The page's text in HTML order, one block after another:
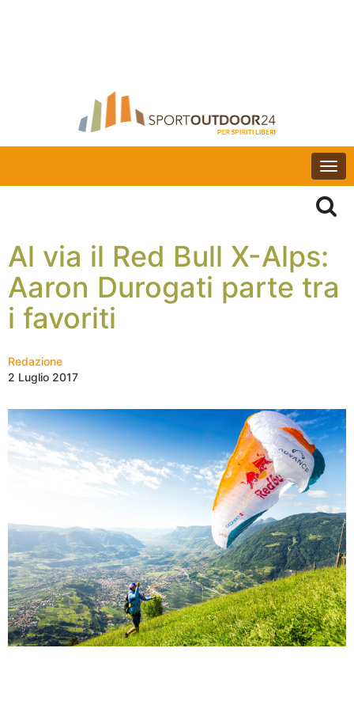
Al via il Red Bull X-Alps:
Aaron Durogati parte tra
i favoriti
Redazione
2 Luglio 2017